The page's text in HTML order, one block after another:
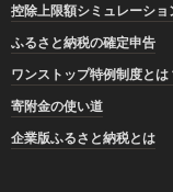
控除上限額シミュレーショ
ふるさと納税の確定申告
ワンストップ特例制度とは
寄附金の使い道
企業版ふるさと納税とは